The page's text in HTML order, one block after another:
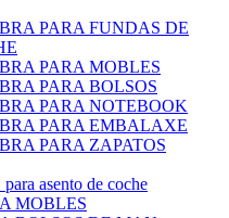
PARA FUNDAS DE
PARA MOBLES
PARA BOLSOS
PARA NOTEBOOK
PARA EMBALAXE
PARA ZAPATOS
asento de coche
MOBLES